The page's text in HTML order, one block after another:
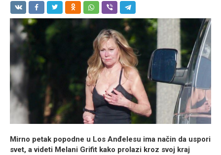
Mirno petak popodne u Los Anđelesu ima način da uspori
svet, a videti Melani Grifit kako prolazi kroz svoj kraj